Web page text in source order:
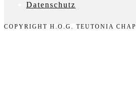
Datenschutz
COPYRIGHT H.O.G. TEUTONIA